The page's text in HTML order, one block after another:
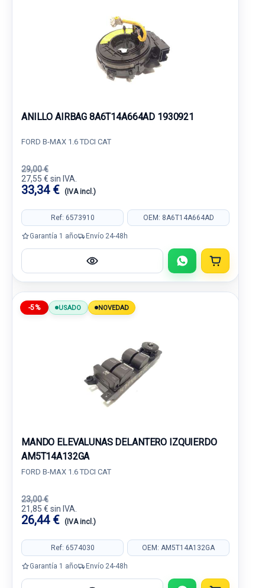
ANILLO AIRBAG 8A6T14A664AD 1930921
FORD B-MAX 1.6 TDCI CAT
29,00 €
27,55 € sin IVA.
33,34 € (IVA incl.)
Ref: 6573910 OEM: 8A6T14A664AD
Garantía 1 año Envío 24-48h
-5% USADO NOVEDAD
MANDO ELEVALUNAS DELANTERO IZQUIERDO
AM5T14A132GA
FORD B-MAX 1.6 TDCI CAT
23,00 €
21,85 € sin IVA.
26,44 € (IVA incl.)
Ref: 6574030 OEM: AM5T14A132GA
Garantía 1 año Envío 24-48h